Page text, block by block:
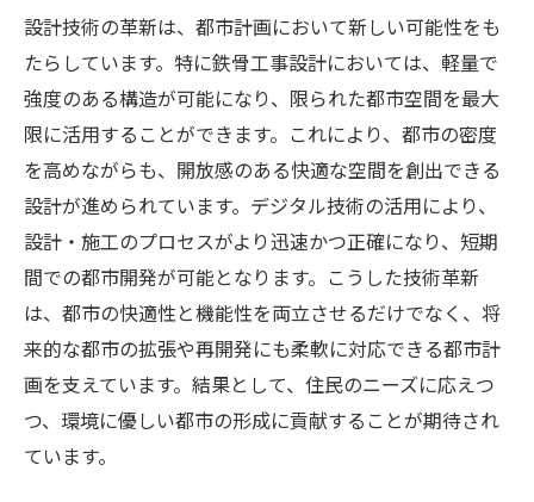
持続可能性を追求する鉄骨工事の事例
鉄骨工事で実現する未来の都市環境
未来の都市景観を支える鉄骨工事の技術革新
技術革新で変わる鉄骨工事の役割
未来の都市景観に貢献する鉄骨工事
鉄骨工事が生み出す新しい都市デザイン
技術革新が実現する都市の未来像
鉄骨工事による都市の変革と発展
未来の都市を支える技術革新の意義
設計技術の革新は、都市計画において新しい可能性をも
たらしています。特に鉄骨工事設計においては、軽量で
強度のある構造が可能になり、限られた都市空間を最大
限に活用することができます。これにより、都市の密度
を高めながらも、開放感のある快適な空間を創出できる
設計が進められています。デジタル技術の活用により、
設計・施工のプロセスがより迅速かつ正確になり、短期
間での都市開発が可能となります。こうした技術革新
は、都市の快適性と機能性を両立させるだけでなく、将
来的な都市の拡張や再開発にも柔軟に対応できる都市計
画を支えています。結果として、住民のニーズに応えつ
つ、環境に優しい都市の形成に貢献することが期待され
ています。